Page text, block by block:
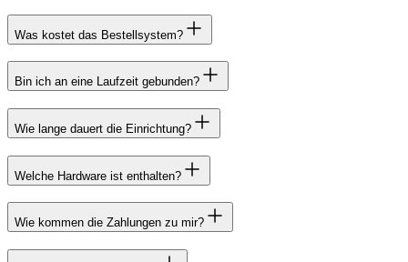
Was kostet das Bestellsystem?
Bin ich an eine Laufzeit gebunden?
Wie lange dauert die Einrichtung?
Welche Hardware ist enthalten?
Wie kommen die Zahlungen zu mir?